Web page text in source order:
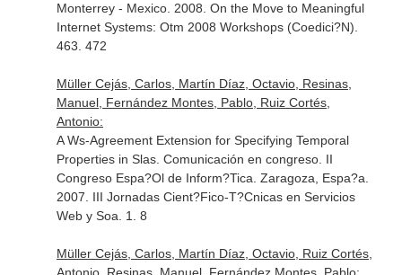
Monterrey - Mexico. 2008. On the Move to Meaningful
Internet Systems: Otm 2008 Workshops (Coedici?N).
463. 472
Müller Cejás, Carlos, Martín Díaz, Octavio, Resinas,
Manuel, Fernández Montes, Pablo, Ruiz Cortés,
Antonio:
A Ws-Agreement Extension for Specifying Temporal
Properties in Slas. Comunicación en congreso. II
Congreso Espa?Ol de Inform?Tica. Zaragoza, Espa?a.
2007. III Jornadas Cient?Fico-T?Cnicas en Servicios
Web y Soa. 1. 8
Müller Cejás, Carlos, Martín Díaz, Octavio, Ruiz Cortés,